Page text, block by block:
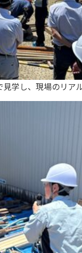
学し、現場のリア